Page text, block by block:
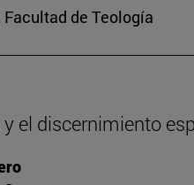
de Teología
el discernimiento